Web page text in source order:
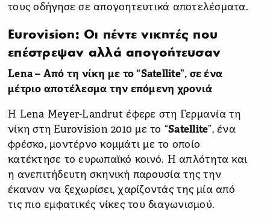
τους οδήγησε σε απογοητευτικά αποτελέσματα.
Eurovision: Οι πέντε νικητές που
επέστρεψαν αλλά απογοήτευσαν
Lena – Από τη νίκη με το “Satellite”, σε ένα
μέτριο αποτέλεσμα την επόμενη χρονιά
Η Lena Meyer-Landrut έφερε στη Γερμανία τη
νίκη στη Eurovision 2010 με το “Satellite”, ένα
φρέσκο, μοντέρνο κομμάτι με το οποίο
κατέκτησε το ευρωπαϊκό κοινό. Η απλότητα και
η ανεπιτήδευτη σκηνική παρουσία της την
έκαναν να ξεχωρίσει, χαρίζοντάς της μία από
τις πιο εμφατικές νίκες του διαγωνισμού.